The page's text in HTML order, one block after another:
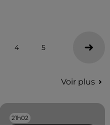
4 5
Voir plus
21h02
21h02